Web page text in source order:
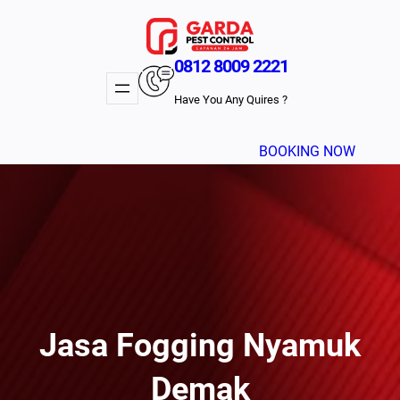
0812 8009 2221
Have You Any Quires ?
BOOKING NOW
Jasa Fogging Nyamuk
Demak